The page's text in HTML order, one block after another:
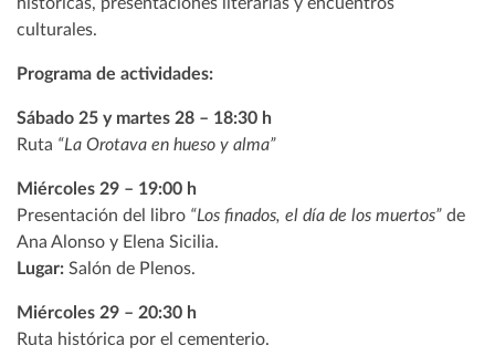
culturales.
Programa de actividades:
Sábado 25 y martes 28 – 18:30 h
Ruta “La Orotava en hueso y alma”
Miércoles 29 – 19:00 h
Presentación del libro “Los finados, el día de los muertos” de
Ana Alonso y Elena Sicilia.
Lugar: Salón de Plenos.
Miércoles 29 – 20:30 h
Ruta histórica por el cementerio.